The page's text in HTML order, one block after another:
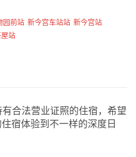
园前站 新今宫车站站 新今宫站
站
合法营业证照的住宿，希望
宿体验到不一样的深度日